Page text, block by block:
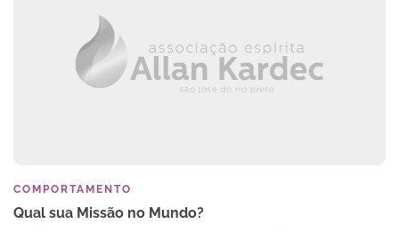
COMPORTAMENTO
Qual sua Missão no Mundo?